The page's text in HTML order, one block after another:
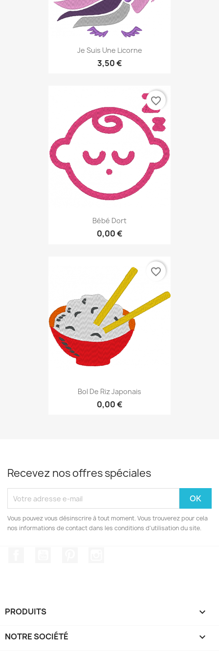
Je Suis Une Licorne
3,50 €
Bébé Dort
0,00 €
favorite_border
Bol De Riz Japonais
0,00 €
favorite_border
Recevez nos offres spéciales
Vous pouvez vous désinscrire à tout moment. Vous trouverez pour cela
nos informations de contact dans les conditions d'utilisation du site.
PRODUITS 
NOTRE SOCIÉTÉ 